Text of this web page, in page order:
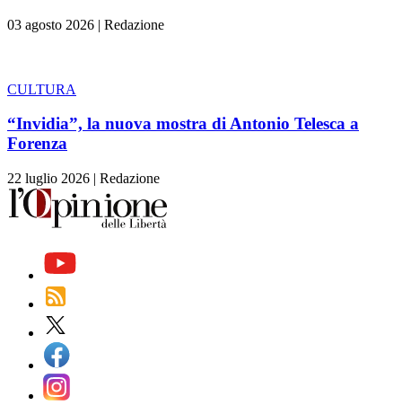
03 agosto 2026 | Redazione
CULTURA
“Invidia”, la nuova mostra di Antonio Telesca a
Forenza
22 luglio 2026 | Redazione